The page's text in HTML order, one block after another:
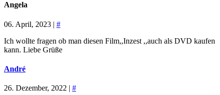
Angela
06. April, 2023 | #
Ich wollte fragen ob man diesen Film,,Inzest ,,auch als DVD kaufen
kann. Liebe Grüße
André
26. Dezember, 2022 | #